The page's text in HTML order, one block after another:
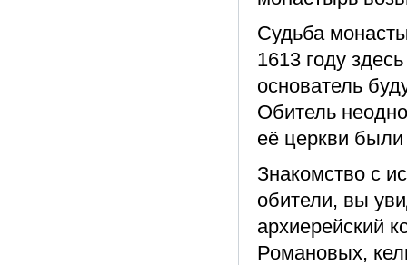
Судьба
1613 году
основатель
Обитель
её церкви
Знакомство с
обители, вы
архиерейский
Романовых,